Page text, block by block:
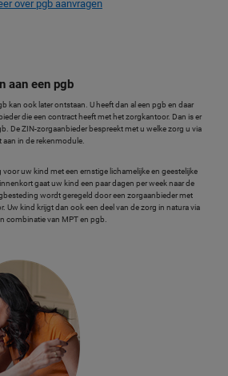
over pgb aanvragen
aan een pgb
kan ook later ontstaan. U heeft dan al een pgb en daar
die een contract heeft met het zorgkantoor. Dan is er
De ZIN-zorgaanbieder bespreekt met u welke zorg u via
in de rekenmodule.
uw kind met een ernstige lichamelijke en geestelijke
gaat uw kind een paar dagen per week naar de
wordt geregeld door een zorgaanbieder met
Uw kind krijgt dan ook een deel van de zorg in natura via
combinatie van MPT en pgb.